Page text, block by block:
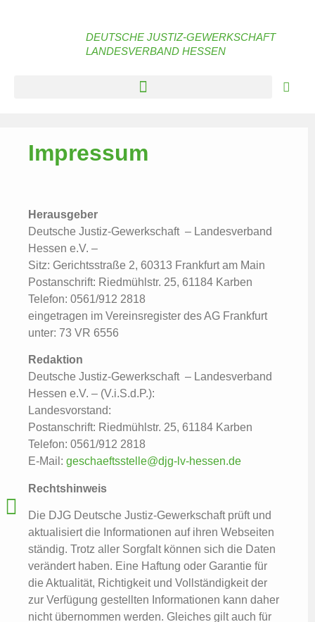
DEUTSCHE JUSTIZ-GEWERKSCHAFT
LANDESVERBAND HESSEN
Impressum
Herausgeber
Deutsche Justiz-Gewerkschaft – Landesverband
Hessen e.V. –
Sitz: Gerichtsstraße 2, 60313 Frankfurt am Main
Postanschrift: Riedmühlstr. 25, 61184 Karben
Telefon: 0561/912 2818
eingetragen im Vereinsregister des AG Frankfurt
unter: 73 VR 6556
Redaktion
Deutsche Justiz-Gewerkschaft – Landesverband
Hessen e.V. – (V.i.S.d.P.):
Landesvorstand:
Postanschrift: Riedmühlstr. 25, 61184 Karben
Telefon: 0561/912 2818
E-Mail: geschaeftsstelle@djg-lv-hessen.de
Rechtshinweis
Die DJG Deutsche Justiz-Gewerkschaft prüft und
aktualisiert die Informationen auf ihren Webseiten
ständig. Trotz aller Sorgfalt können sich die Daten
verändert haben. Eine Haftung oder Garantie für
die Aktualität, Richtigkeit und Vollständigkeit der
zur Verfügung gestellten Informationen kann daher
nicht übernommen werden. Gleiches gilt auch für